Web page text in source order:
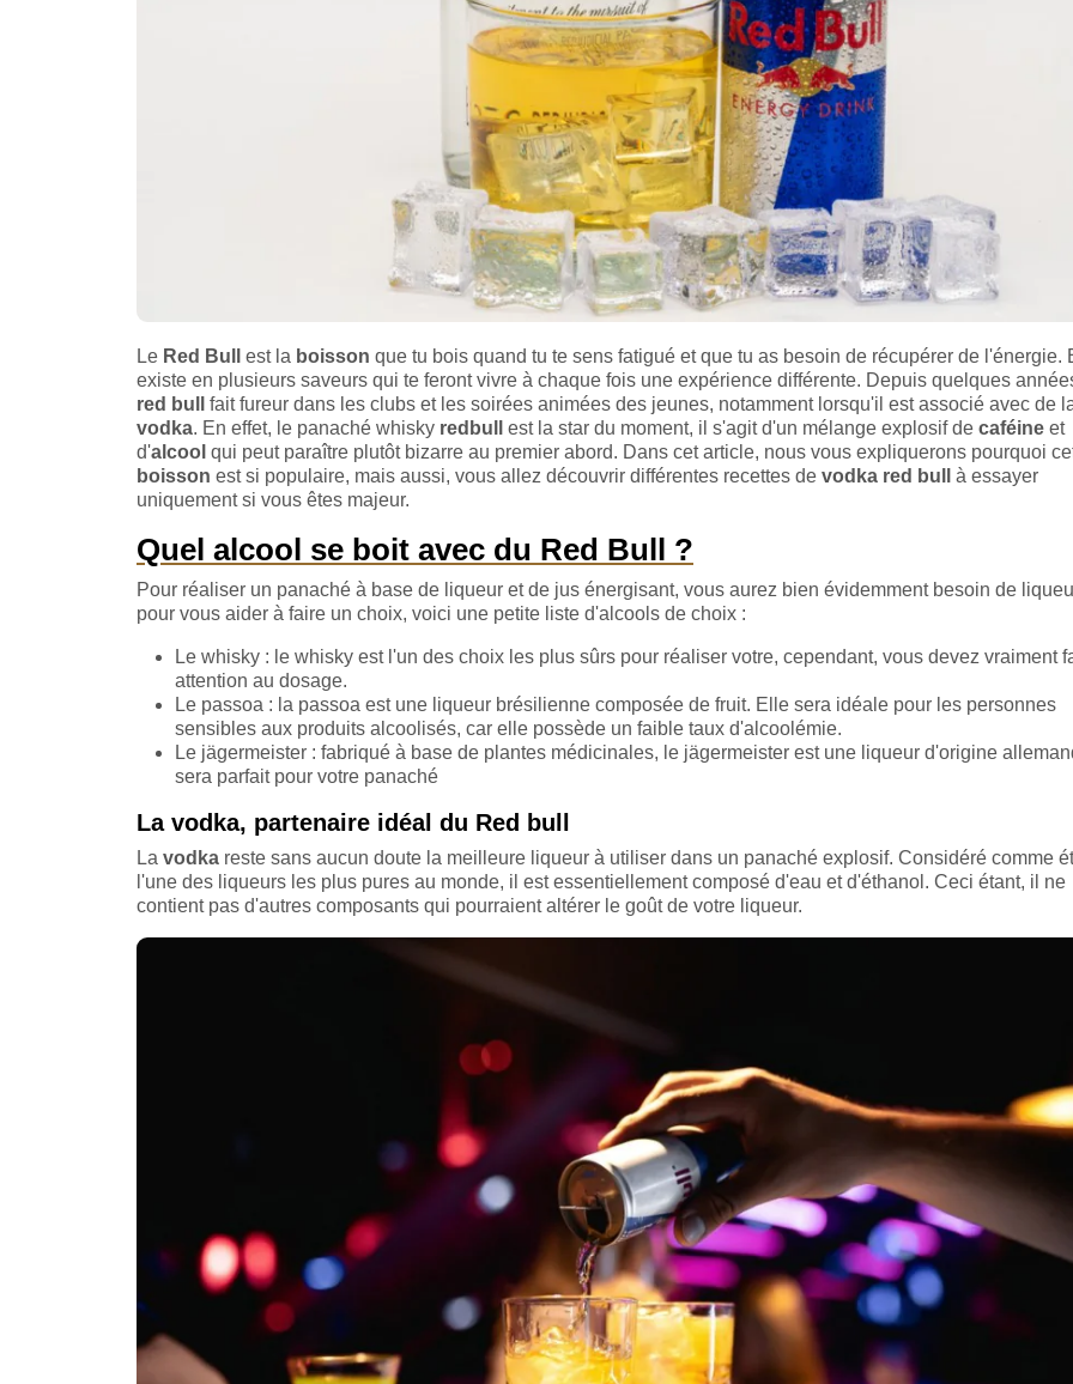
Le Red Bull est la boisson que tu bois quand tu te sens fatigué et que tu as besoin de récupérer de l'énergie.
existe en plusieurs saveurs qui te feront vivre à chaque fois une expérience différente. Depuis quelques
red bull
fait fureur dans les clubs et les soirées animées des jeunes, notamment lorsqu'il est associé avec de
vodka. En effet, le panaché whisky redbull est la star du moment, il s'agit d'un mélange explosif de caféine et
d'alcool qui peut paraître plutôt bizarre au premier abord. Dans cet article, nous vous expliquerons pourquoi
boisson est si populaire, mais aussi, vous allez découvrir différentes recettes de vodka red bull
à essayer
uniquement si vous êtes majeur.
Quel alcool se boit avec du Red Bull ?
Pour réaliser un panaché à base de liqueur et de jus énergisant, vous aurez bien évidemment besoin de
pour vous aider à faire un choix, voici une petite liste d'alcools de choix :
Le whisky : le whisky est l'un des choix les plus sûrs pour réaliser votre, cependant, vous devez vraiment
attention au dosage.
Le passoa : la passoa est une liqueur brésilienne composée de fruit. Elle sera idéale pour les personnes
sensibles aux produits alcoolisés, car elle possède un faible taux d'alcoolémie.
Le jägermeister : fabriqué à base de plantes médicinales, le jägermeister est une liqueur d'origine
sera parfait pour votre panaché
La vodka, partenaire idéal du Red bull
La vodka reste sans aucun doute la meilleure liqueur à utiliser dans un panaché explosif. Considéré comme
l'une des liqueurs les plus pures au monde, il est essentiellement composé d'eau et d'éthanol. Ceci étant, il ne
contient pas d'autres composants qui pourraient altérer le goût de votre liqueur.